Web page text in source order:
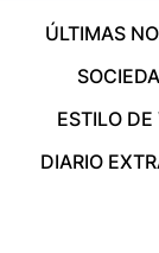
ÚLTIMAS
ESTILO DE
DIARIO